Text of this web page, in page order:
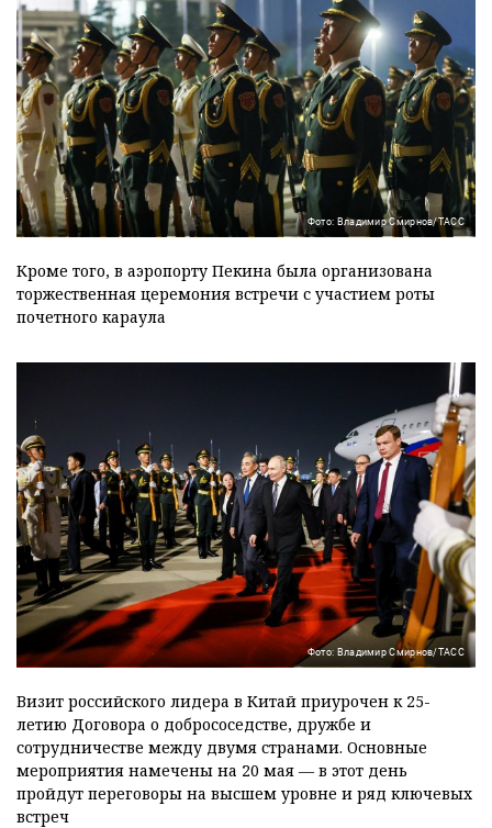
Фото: Владимир Смирнов/ТАСС
Кроме того, в аэропорту Пекина была организована
торжественная церемония встречи с участием роты
почетного караула
Фото: Владимир Смирнов/ТАСС
Визит российского лидера в Китай приурочен к 25-
летию Договора о добрососедстве, дружбе и
сотрудничестве между двумя странами. Основные
мероприятия намечены на 20 мая — в этот день
пройдут переговоры на высшем уровне и ряд ключевых
встреч